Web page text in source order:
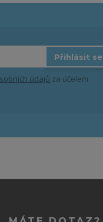
Přihlásit se
údajů za účelem